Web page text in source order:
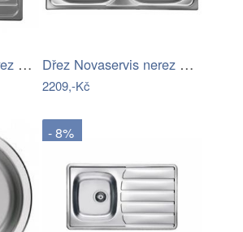
Dřez Novaservis nerez DR49/62 Dřez Novaservis nerez DR45/80
2209,-Kč
- 8%